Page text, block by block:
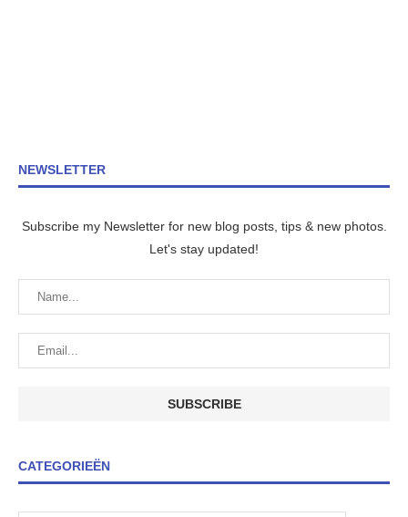
NEWSLETTER
Subscribe my Newsletter for new blog posts, tips & new photos.
Let's stay updated!
CATEGORIEËN